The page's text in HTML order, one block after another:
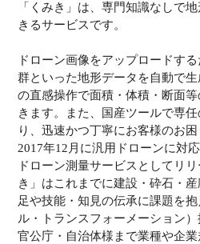
「くみき」は、専門知識なしで
きるサービスです。
ドローン画像をアップロードす
群といった地形データを自動で
の直感操作で面積・体積・断面
きます。また、国産ツールで専
り、迅速かつ丁寧にお客様のお困
2017年12月に汎用ドローンに対
ドローン測量サービスとしてリ
き」はこれまでに建設・砕石・
足や技能・知見の伝承に課題を
ル・トランスフォーメーション）
官公庁・自治体様まで業種や企